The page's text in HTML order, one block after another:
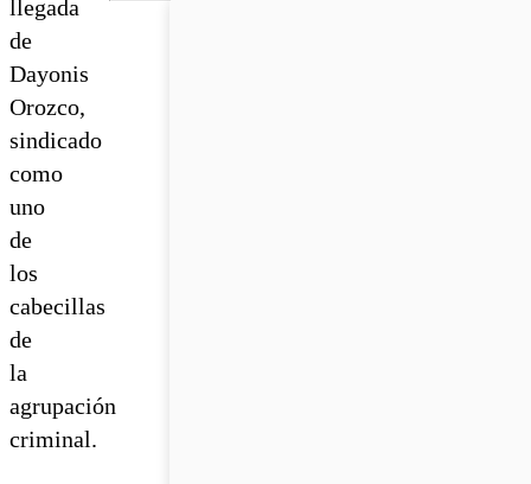
llegada
de
Dayonis
Orozco,
sindicado
como
uno
de
los
cabecillas
de
la
agrupación
criminal.